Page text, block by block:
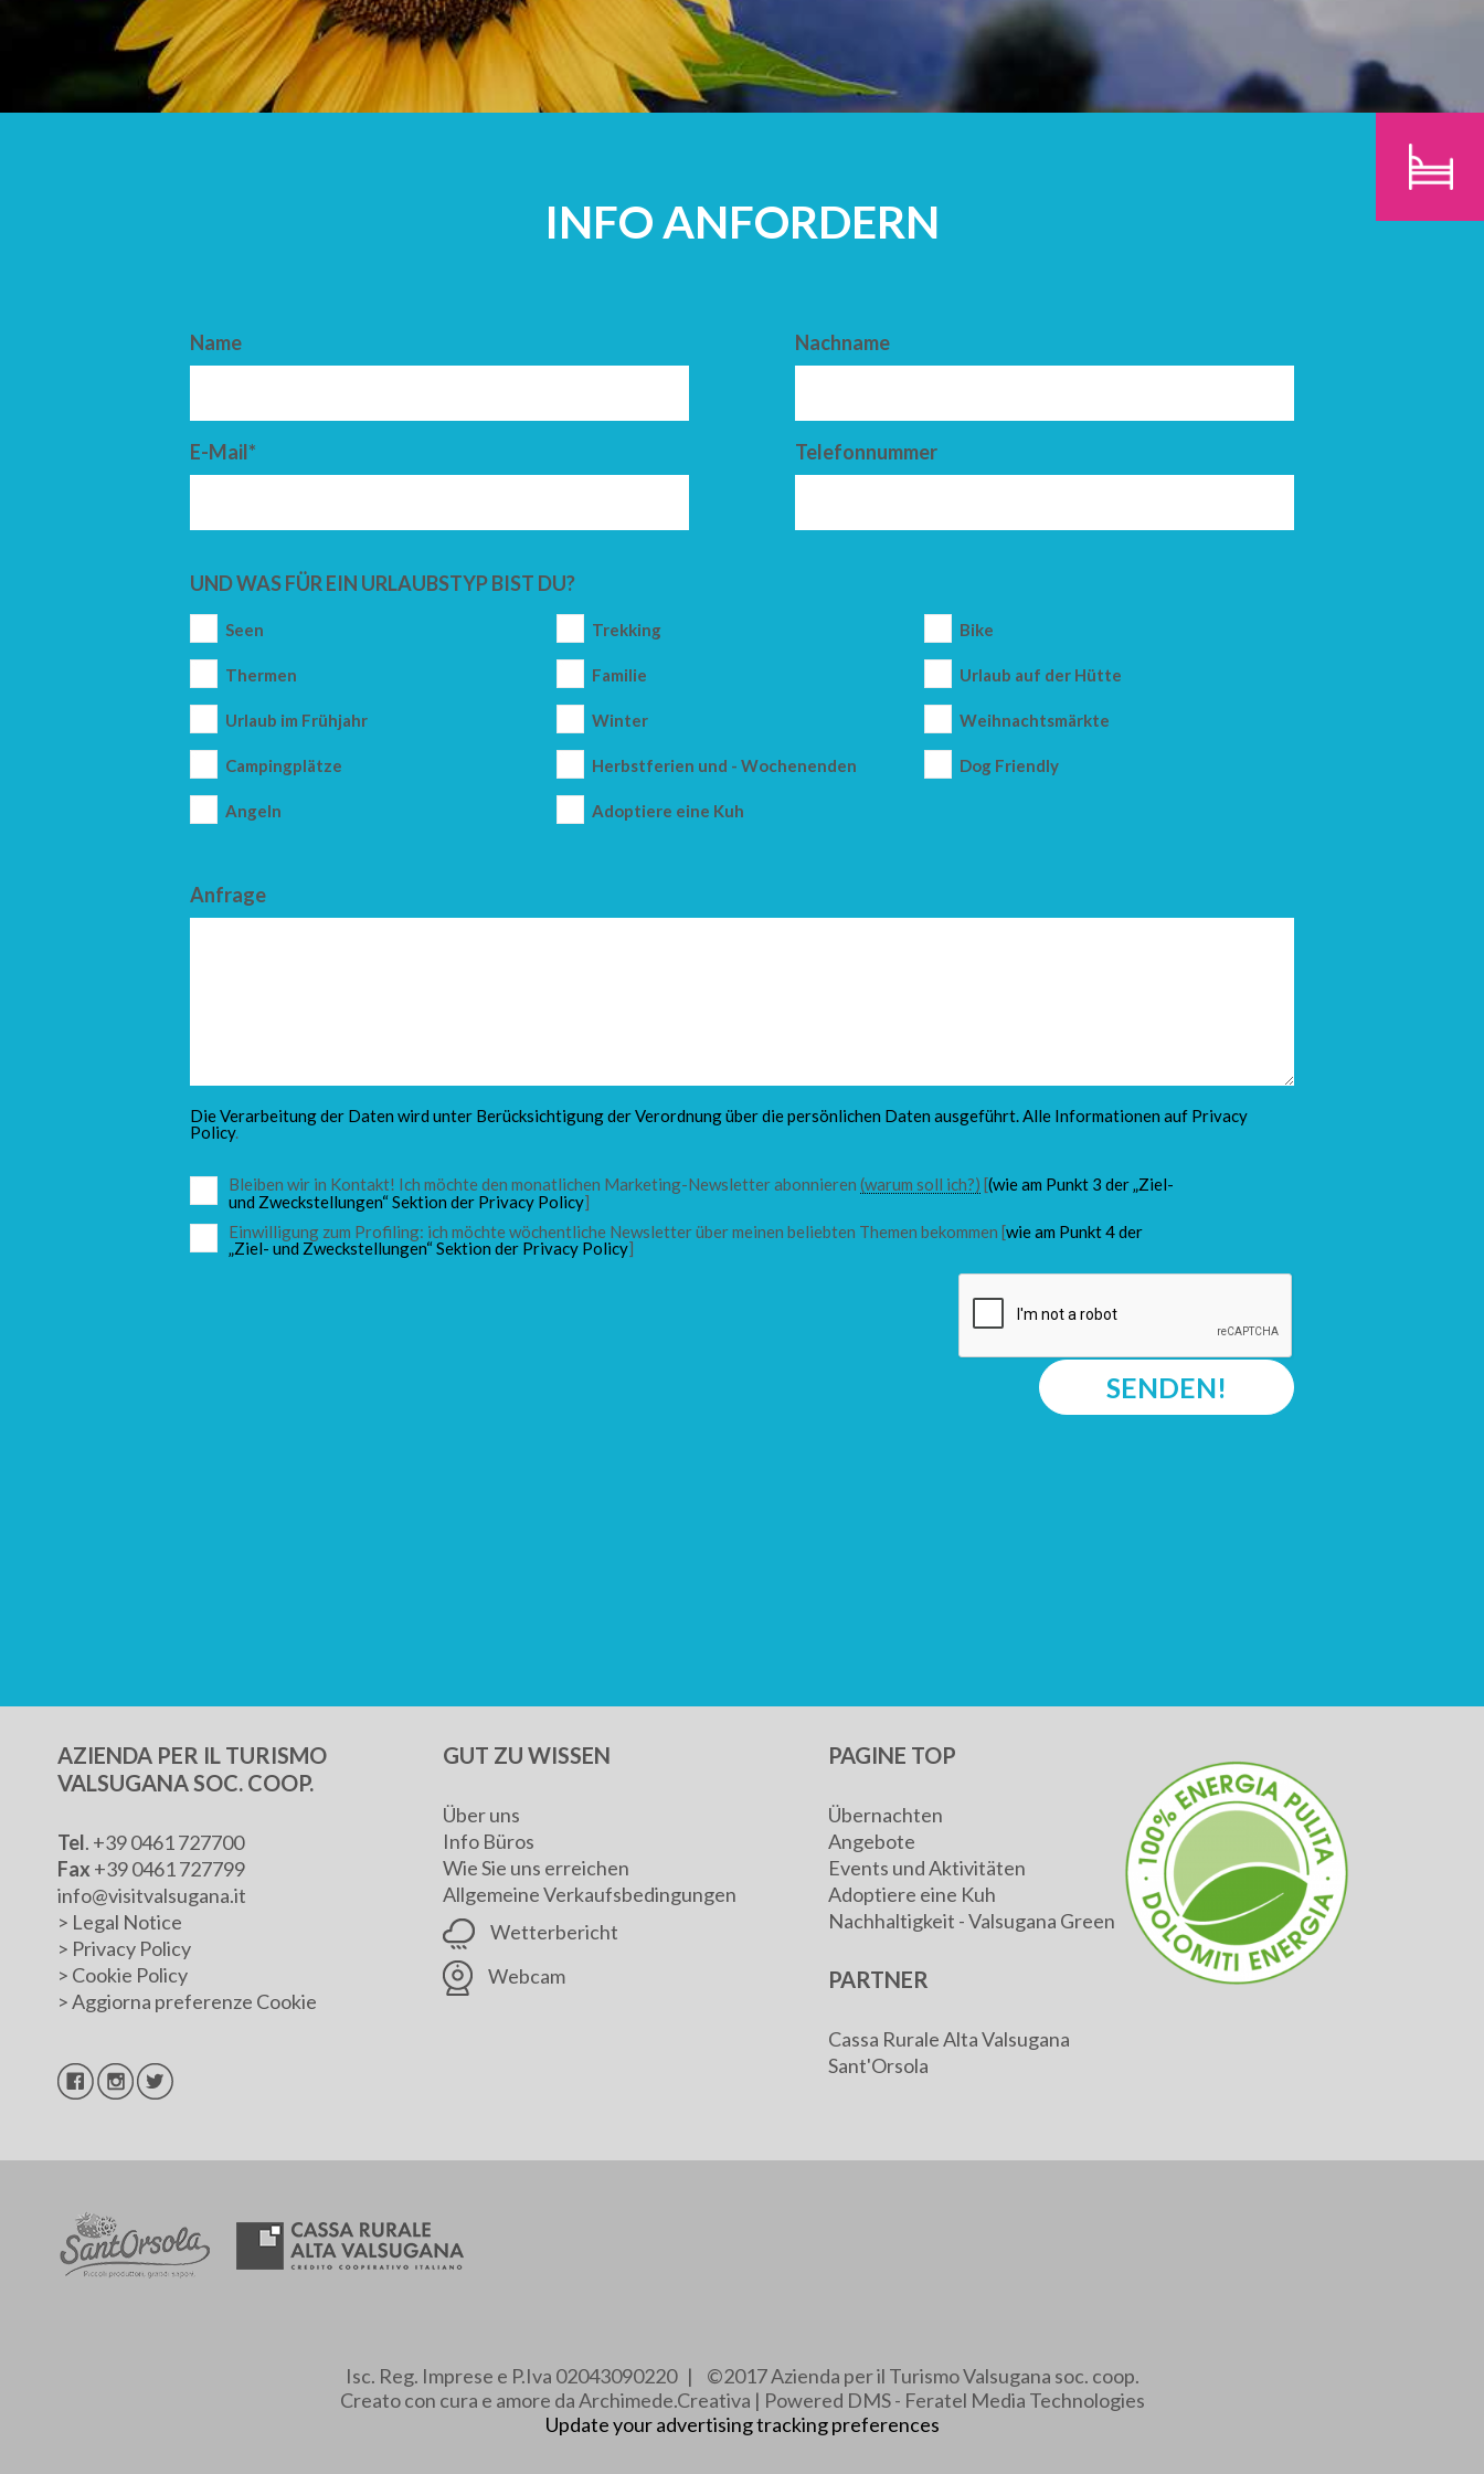
ANKUNFT ABFAHRT ERWACHSENE
SUCHEN
INFO ANFORDERN
Name Nachname
E-Mail* Telefonnummer
UND WAS FÜR EIN URLAUBSTYP BIST DU?
Seen Trekking Bike
Thermen Familie Urlaub auf der Hütte
Urlaub im Frühjahr Winter Weihnachtsmärkte
Campingplätze Herbstferien und - Wochenenden Dog Friendly
Angeln Adoptiere eine Kuh
Anfrage
Die Verarbeitung der Daten wird unter Berücksichtigung der Verordnung über die persönlichen Daten ausgeführt. Alle Informationen auf Privacy
Policy.
Bleiben wir in Kontakt! Ich möchte den monatlichen Marketing-Newsletter abonnieren (warum soll ich?) [(wie am Punkt 3 der „Ziel-
und Zweckstellungen“ Sektion der Privacy Policy]
Einwilligung zum Profiling: ich möchte wöchentliche Newsletter über meinen beliebten Themen bekommen [wie am Punkt 4 der
„Ziel- und Zweckstellungen“ Sektion der Privacy Policy]
SENDEN!
AZIENDA PER IL TURISMO
VALSUGANA SOC. COOP.
Tel. +39 0461 727700
Fax +39 0461 727799
info@visitvalsugana.it
> Legal Notice
> Privacy Policy
> Cookie Policy
>Aggiorna preferenze Cookie
GUT ZU WISSEN
Über uns
Info Büros
Wie Sie uns erreichen
Allgemeine Verkaufsbedingungen
Wetterbericht
Webcam
PAGINE TOP
Übernachten
Angebote
Events und Aktivitäten
Adoptiere eine Kuh
Nachhaltigkeit - Valsugana Green
PARTNER
Cassa Rurale Alta Valsugana
Sant'Orsola
Isc. Reg. Imprese e P.Iva 02043090220 | ©2017 Azienda per il Turismo Valsugana soc. coop.
Creato con cura e amore da Archimede.Creativa | Powered DMS - Feratel Media Technologies
Update your advertising tracking preferences